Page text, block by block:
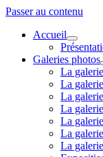
Passer au contenu
Accueil
ouvrir
menu
Galeries photos
La
La
La
La
La
La
La